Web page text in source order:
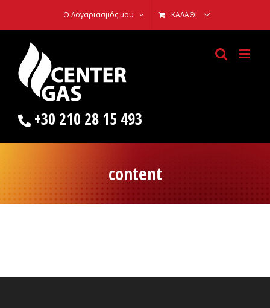
content
Ο Λογαριασμός μου ΚΑΛΆΘΙ
+30 210 28 15 493
content